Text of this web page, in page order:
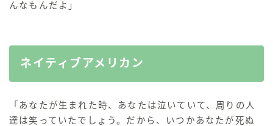
んなもんだよ」
ネイティブアメリカン
「あなたが生まれた時、あなたは泣いていて、周りの人
達は笑っていたでしょう。だから、いつかあなたが死ぬ